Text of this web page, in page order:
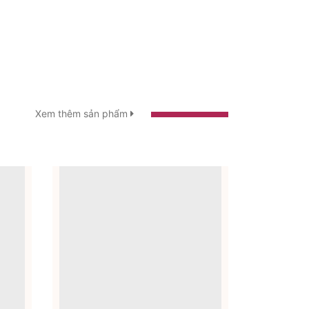
Xem thêm sản phẩm